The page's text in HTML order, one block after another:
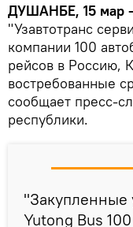
ДУШАНБЕ, 15 мар
"Узавтотранс
компании 100
рейсов в Россию,
востребованные
сообщает пресс-
республики.
"Закупленные
Yutong Bus